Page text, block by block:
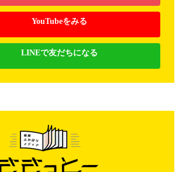
YouTubeをみる
LINEで友だちになる